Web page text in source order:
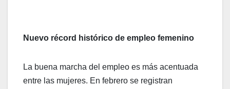
Nuevo récord histórico de empleo femenino
La buena marcha del empleo es más acentuada
entre las mujeres. En febrero se registran